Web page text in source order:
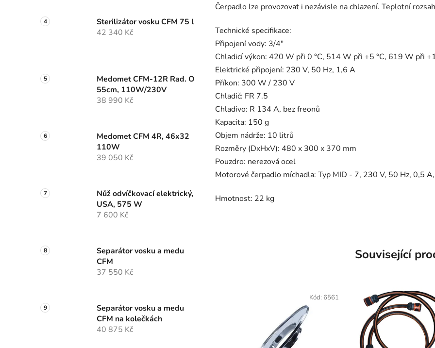
Sterilizátor vosku CFM 75 l
42 340 Kč
Medomet CFM-12R Rad. O
55cm, 110W/230V
38 990 Kč
Medomet CFM 4R, 46x32
110W
39 050 Kč
Nůž odvíčkovací elektrický,
USA, 575 W
7 600 Kč
Separátor vosku a medu
CFM
37 550 Kč
Separátor vosku a medu
CFM na kolečkách
40 875 Kč
Čerpadlo lze provozovat i nezávisle na chlazení. Teplotní
Technické specifikace:
Připojení vody: 3/4"
Chladicí výkon: 420 W při 0 °C, 514 W při +5 °C, 619 W při
Elektrické připojení: 230 V, 50 Hz, 1,6 A
Příkon: 300 W / 230 V
Chladič: FR 7.5
Chladivo: R 134 A, bez freonů
Kapacita: 150 g
Objem nádrže: 10 litrů
Rozměry (DxHxV): 480 x 300 x 370 mm
Pouzdro: nerezová ocel
Motorové čerpadlo míchadla: Typ MID - 7, 230 V, 50 Hz, 0,5
Hmotnost: 22 kg
Související
Kód: 6561